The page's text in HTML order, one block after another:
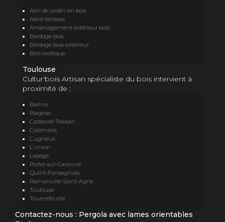
Abri de jardin en bois
Abris terrasse
Aménagement extérieur bois
Bardage bois
Bardage bois extérieur
Bois exotique
Toulouse
Cultur'bois Artisan spécialiste du bois intervient à
proximité de :
Balma
Blagnac
Castanet-Tolosan
Colomiers
Cugnaux
L'union
Labège
Portet-sur-Garonne
Quint-Fonsegrives
Ramonville-Saint-Agne
Toulouse
Tournefeuille
Contactez-nous : Pergola avec lames orientables